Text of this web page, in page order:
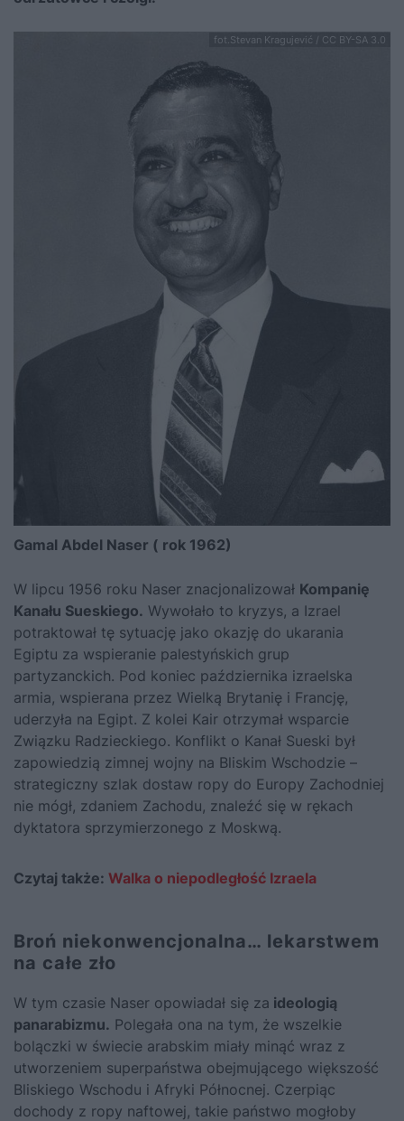
fot.Stevan Kragujević / CC BY-SA 3.0
Gamal Abdel Naser ( rok 1962)
W lipcu 1956 roku Naser znacjonalizował Kompanię
Kanału Sueskiego. Wywołało to kryzys, a Izrael
potraktował tę sytuację jako okazję do ukarania
Egiptu za wspieranie palestyńskich grup
partyzanckich. Pod koniec października izraelska
armia, wspierana przez Wielką Brytanię i Francję,
uderzyła na Egipt. Z kolei Kair otrzymał wsparcie
Związku Radzieckiego. Konflikt o Kanał Sueski był
zapowiedzią zimnej wojny na Bliskim Wschodzie –
strategiczny szlak dostaw ropy do Europy Zachodniej
nie mógł, zdaniem Zachodu, znaleźć się w rękach
dyktatora sprzymierzonego z Moskwą.
Czytaj także: Walka o niepodległość Izraela
Broń niekonwencjonalna… lekarstwem
na całe zło
W tym czasie Naser opowiadał się za ideologią
panarabizmu. Polegała ona na tym, że wszelkie
bolączki w świecie arabskim miały minąć wraz z
utworzeniem superpaństwa obejmującego większość
Bliskiego Wschodu i Afryki Północnej. Czerpiąc
dochody z ropy naftowej, takie państwo mogłoby